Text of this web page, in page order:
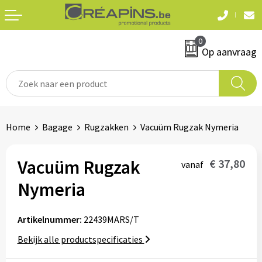
0
Op aanvraag
T-shirts
Sweaters en hoodies
Fleeces
Jassen
Hemden
Badtextiel & douche
Automerken
Snoepgoed
Waterflesjes
Schrijf & papierwaren
Home Bagage Rugzakken Vacuüm Rugzak Nymeria
Vacuüm Rugzak
Nymeria
vanaf € 37,80
Artikelnummer: 22439MARS/T
Bekijk alle productspecificaties